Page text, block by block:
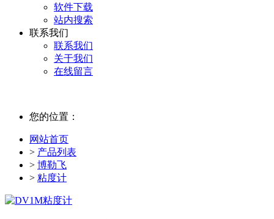
软件下载
站内搜索
联系我们
联系我们
关于我们
在线留言
您的位置：
网站首页
> 产品列表
> 博勒飞
> 粘度计